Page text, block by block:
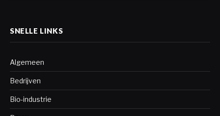
SNELLE LINKS
Algemeen
Bedrijven
Bio-industrie